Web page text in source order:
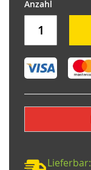
Lieferbar: